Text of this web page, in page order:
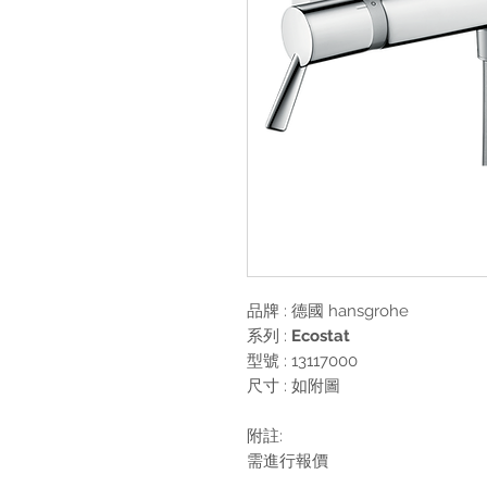
品牌 : 德國 hansgrohe
系列 : Ecostat
型號 : 13117000
尺寸 : 如附圖
附註:
需進行報價